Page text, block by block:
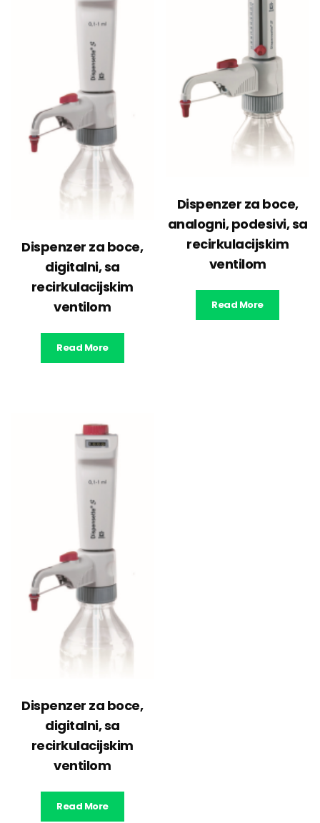
Dispenzer za boce,
digitalni, sa
recirkulacijskim
ventilom
Read More
Dispenzer za boce,
analogni, podesivi, sa
recirkulacijskim
ventilom
Read More
Dispenzer za boce,
digitalni, sa
recirkulacijskim
ventilom
Read More